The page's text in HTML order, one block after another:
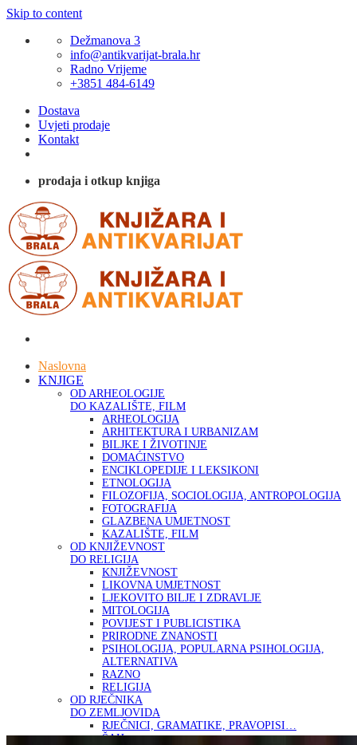
Skip to content
Dežmanova 3
info@antikvarijat-brala.hr
Radno Vrijeme
+3851 484-6149
Dostava
Uvjeti prodaje
Kontakt
prodaja i otkup knjiga
Naslovna
KNJIGE
OD ARHEOLOGIJE
DO KAZALIŠTE, FILM
ARHEOLOGIJA
ARHITEKTURA I URBANIZAM
BILJKE I ŽIVOTINJE
DOMAĆINSTVO
ENCIKLOPEDIJE I LEKSIKONI
ETNOLOGIJA
FILOZOFIJA, SOCIOLOGIJA, ANTROPOLOGIJA
FOTOGRAFIJA
GLAZBENA UMJETNOST
KAZALIŠTE, FILM
OD KNJIŽEVNOST
DO RELIGIJA
KNJIŽEVNOST
LIKOVNA UMJETNOST
LJEKOVITO BILJE I ZDRAVLJE
MITOLOGIJA
POVIJEST I PUBLICISTIKA
PRIRODNE ZNANOSTI
PSIHOLOGIJA, POPULARNA PSIHOLOGIJA,
ALTERNATIVA
RAZNO
RELIGIJA
OD RJEČNIKA
DO ZEMLJOVIDA
RJEČNICI, GRAMATIKE, PRAVOPISI…
ŠAH